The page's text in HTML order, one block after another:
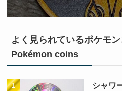
よく見られているポケモ
Pokémon coins
シャワ